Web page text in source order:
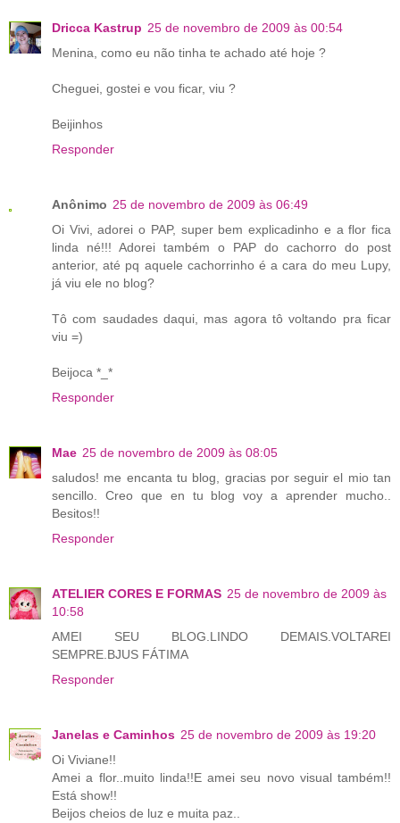
Dricca Kastrup 25 de novembro de 2009 às 00:54
Menina, como eu não tinha te achado até hoje ?
Cheguei, gostei e vou ficar, viu ?
Beijinhos
Responder
Anônimo 25 de novembro de 2009 às 06:49
Oi Vivi, adorei o PAP, super bem explicadinho e a flor fica
linda né!!! Adorei também o PAP do cachorro do post
anterior, até pq aquele cachorrinho é a cara do meu Lupy,
já viu ele no blog?
Tô com saudades daqui, mas agora tô voltando pra ficar
viu =)
Beijoca *_*
Responder
Mae 25 de novembro de 2009 às 08:05
saludos! me encanta tu blog, gracias por seguir el mio tan
sencillo. Creo que en tu blog voy a aprender mucho..
Besitos!!
Responder
ATELIER CORES E FORMAS 25 de novembro de 2009 às
10:58
AMEI SEU BLOG.LINDO DEMAIS.VOLTAREI
SEMPRE.BJUS FÁTIMA
Responder
Janelas e Caminhos 25 de novembro de 2009 às 19:20
Oi Viviane!!
Amei a flor..muito linda!!E amei seu novo visual também!!
Está show!!
Beijos cheios de luz e muita paz..